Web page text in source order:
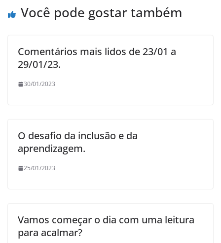
Você pode gostar também
Comentários mais lidos de 23/01 a
29/01/23.
30/01/2023
O desafio da inclusão e da
aprendizagem.
25/01/2023
Vamos começar o dia com uma leitura
para acalmar?